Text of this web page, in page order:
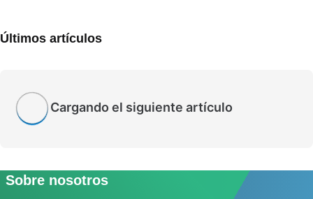
Últimos artículos
Cargando el siguiente artículo
Sobre nosotros